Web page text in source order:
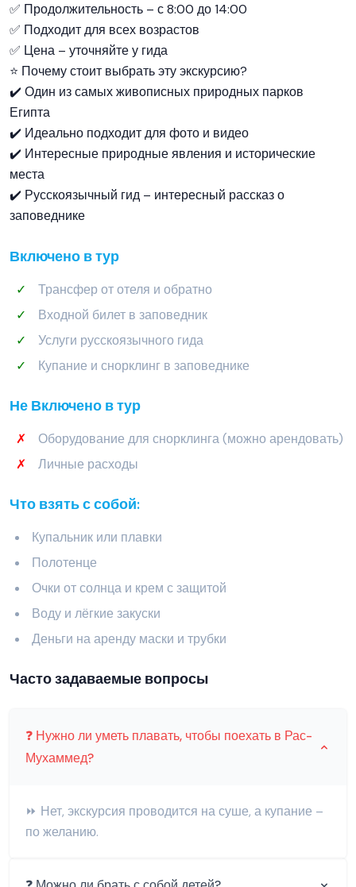
✅ Продолжительность – с 8:00 до 14:00
✅ Подходит для всех возрастов
✅ Цена – уточняйте у гида
⭐ Почему стоит выбрать эту экскурсию?
✔️ Один из самых живописных природных парков
Египта
✔️ Идеально подходит для фото и видео
✔️ Интересные природные явления и исторические
места
✔️ Русскоязычный гид – интересный рассказ о
заповеднике
Включено в тур
Трансфер от отеля и обратно
Входной билет в заповедник
Услуги русскоязычного гида
Купание и снорклинг в заповеднике
Не Включено в тур
Оборудование для снорклинга (можно арендовать)
Личные расходы
Что взять с собой:
Купальник или плавки
Полотенце
Очки от солнца и крем с защитой
Воду и лёгкие закуски
Деньги на аренду маски и трубки
Часто задаваемые вопросы
❓ Нужно ли уметь плавать, чтобы поехать в Рас-
Мухаммед?
⏩ Нет, экскурсия проводится на суше, а купание –
по желанию.